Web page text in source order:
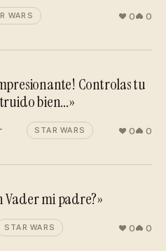
WARS 0 0
Controlas tu
bien...»
STAR WARS 0 0
Vader mi padre?»
STAR WARS 0 0